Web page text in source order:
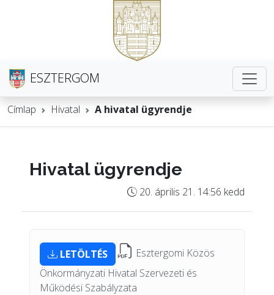
ESZTERGOM
Címlap Hivatal A hivatal ügyrendje
Hivatal ügyrendje
20. április 21. 14:56 kedd
LETÖLTÉS
Esztergomi Közös
Önkormányzati Hivatal Szervezeti és
Működési Szabályzata